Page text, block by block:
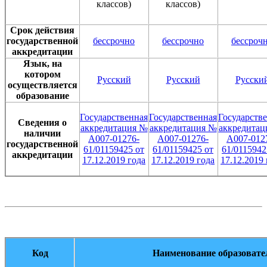
классов) классов)
Срок действия
государственной
аккредитации
бессрочно бессрочно
Язык, на
котором
осуществляется
образование
Русский Русский
Сведения о
наличии
государственной
аккредитации
Государственная
аккредитация №
А007-01276-
61/01159425 от
17.12.2019 года
Государственная
аккредитация №
А007-01276-
61/01159425 от
17.12.2019 года
А007-
61/
17.12.2019
Код Наименование